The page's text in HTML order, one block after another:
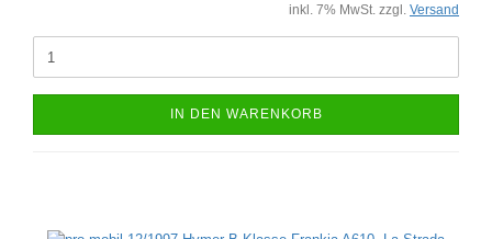
inkl. 7% MwSt. zzgl. Versand
IN DEN WARENKORB